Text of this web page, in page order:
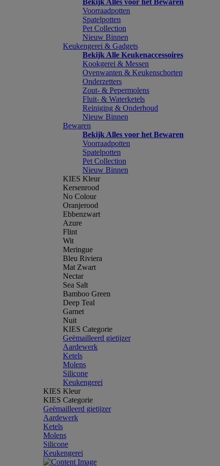
Bekijk Alles voor het Bewaren
Voorraadpotten
Spatelpotten
Pet Collection
Nieuw Binnen
Keukengerei & Gadgets
Bekijk Alle Keukenaccessoires
Kookgerei & Messen
Ovenwanten & Keukenschorten
Onderzetters
Zout- & Pepermolens
Fluit- & Waterketels
Reiniging & Onderhoud
Nieuw Binnen
Bewaren
Bekijk Alles voor het Bewaren
Voorraadpotten
Spatelpotten
Pet Collection
Nieuw Binnen
KIES Kleur
Kersenrood
No Colour
Oranjerood
Ebbenzwart
Azure
Flint
Wit
Meringue
Bleu Riviera
Mat Zwart
Nectar
Sea Salt
Bamboo Green
Deep Teal
Garnet
Nuit
KIES Categorie
Geëmailleerd gietijzer
Aardewerk
Ketels
Molens
Silicone
Keukengerei
KIES Kleur
KIES Categorie
Geëmailleerd gietijzer
Aardewerk
Ketels
Molens
Silicone
Keukengerei